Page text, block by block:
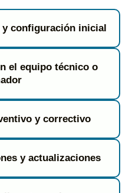
configuración inicial
el equipo técnico o
y correctivo
y actualizaciones